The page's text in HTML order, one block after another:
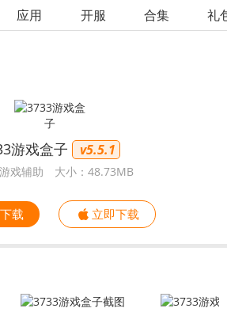
应用 开服 合集 礼
游戏盒子 ​ v5.5.1
戏辅助 大小：48.73MB
载 立即下载